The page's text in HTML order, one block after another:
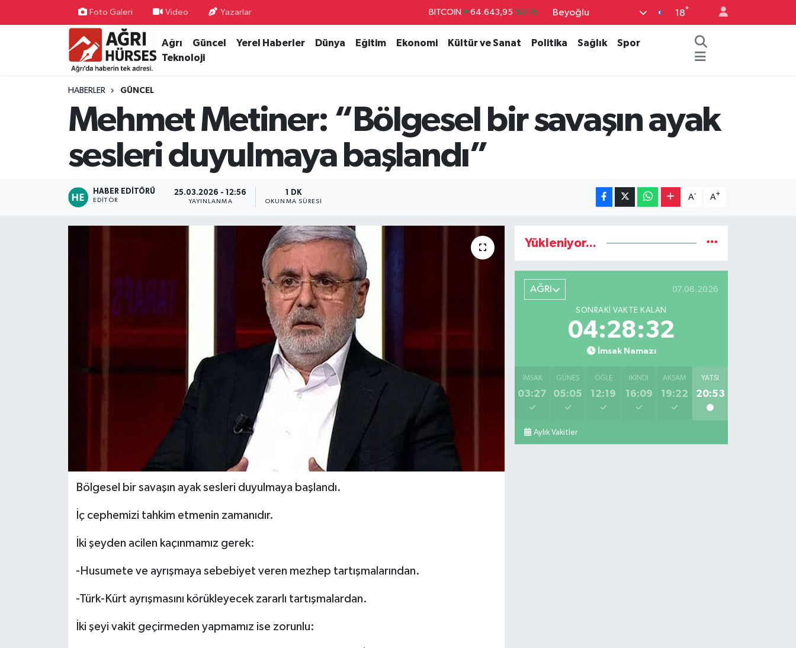
Foto Galeri Video Yazarlar BITCOIN 64.643,95 %0.16
BİST100 13.799 %70
Beyoğlu 18°
Ağrı Güncel Yerel Haberler Dünya Eğitim Ekonomi Kültür ve Sanat Politika Sağlık
Spor
Teknoloji
HABERLER GÜNCEL
Mehmet Metiner: “Bölgesel bir savaşın ayak
sesleri duyulmaya başlandı”
HABER EDITÖRÜ
EDITÖR
25.03.2026 - 12:56
YAYINLANMA
1 DK
OKUNMA SÜRESI
A- A+
Bölgesel bir savaşın ayak sesleri duyulmaya başlandı.
İç cephemizi tahkim etmenin zamanıdır.
İki şeyden acilen kaçınmamız gerek:
-Husumete ve ayrışmaya sebebiyet veren mezhep tartışmalarından.
-Türk-Kürt ayrışmasını körükleyecek zararlı tartışmalardan.
İki şeyi vakit geçirmeden yapmamız ise zorunlu:
Yükleniyor...
AĞRI 07.08.2026
SONRAKI VAKTE KALAN
04:28:32
İmsak Namazı
İMSAK
03:27
GÜNEŞ
05:05
ÖĞLE
12:19
İKINDI
16:09
AKŞAM
19:22
YATSI
20:53
Aylık Vakitler
Hava Durumu
Trafik Durumu
Süper Lig Puan Durumu ve Fikstür
Son Dakika Haberleri
Haber Arşivi